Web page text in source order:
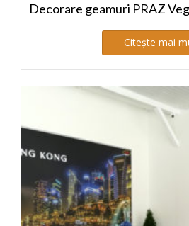
Decorare geamuri PRAZ
Citește mai